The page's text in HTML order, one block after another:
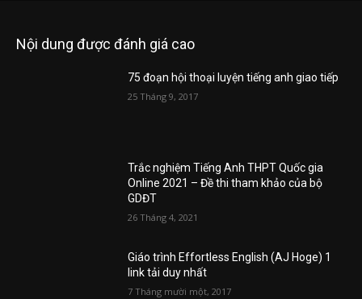
Nội dung được đánh giá cao
75 đoạn hội thoại luyện tiếng anh giao tiếp
25 Tháng 9, 2017
Trắc nghiệm Tiếng Anh THPT Quốc gia
Online 2021 – Đề thi tham khảo của bộ
GDĐT
26 Tháng 4, 2021
Giáo trình Effortless English (AJ Hoge) 1
link tải duy nhất
7 Tháng mười một, 2017